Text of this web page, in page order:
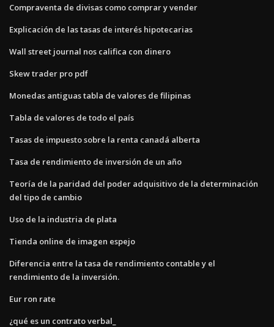
Compraventa de divisas como comprar y vender
Explicación de las tasas de interés hipotecarias
Wall street journal nos califica con dinero
Skew trader pro pdf
Monedas antiguas tabla de valores de filipinas
Tabla de valores de todo el país
Tasas de impuesto sobre la renta canadá alberta
Tasa de rendimiento de inversión de un año
Teoría de la paridad del poder adquisitivo de la determinación
del tipo de cambio
Uso de la industria de plata
Tienda online de imagen espejo
Diferencia entre la tasa de rendimiento contable y el
rendimiento de la inversión.
Eur ron rate
¿qué es un contrato verbal_